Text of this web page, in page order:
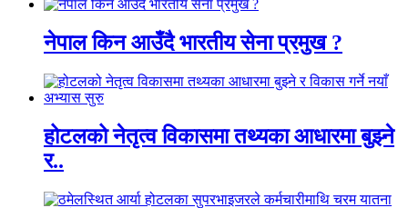
नेपाल किन आउँदै भारतीय सेना प्रमुख ?
होटलको नेतृत्व विकासमा तथ्यका आधारमा बुझ्ने
र..